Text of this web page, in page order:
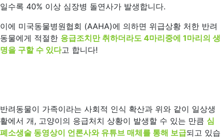
일수록 40% 이상 심장병 돌연사가 발생합니다.
이에 미국동물병원협회 (AAHA)에 의하면 위급상황 처한 반려
동물에게 적절한 응급조치만 취하더라도 4마리중에 1마리의 생
명을 구할 수 있다고 합니다!
반려동물이 가족이라는 사회적 인식 확산과 위와 같이 일상생
활에서 개, 고양이의 응급처치 상황이 발생할 수 있는 만큼 심
폐소생술 동영상이 언론사와 유튜브 매체를 통해 보급되고 있습